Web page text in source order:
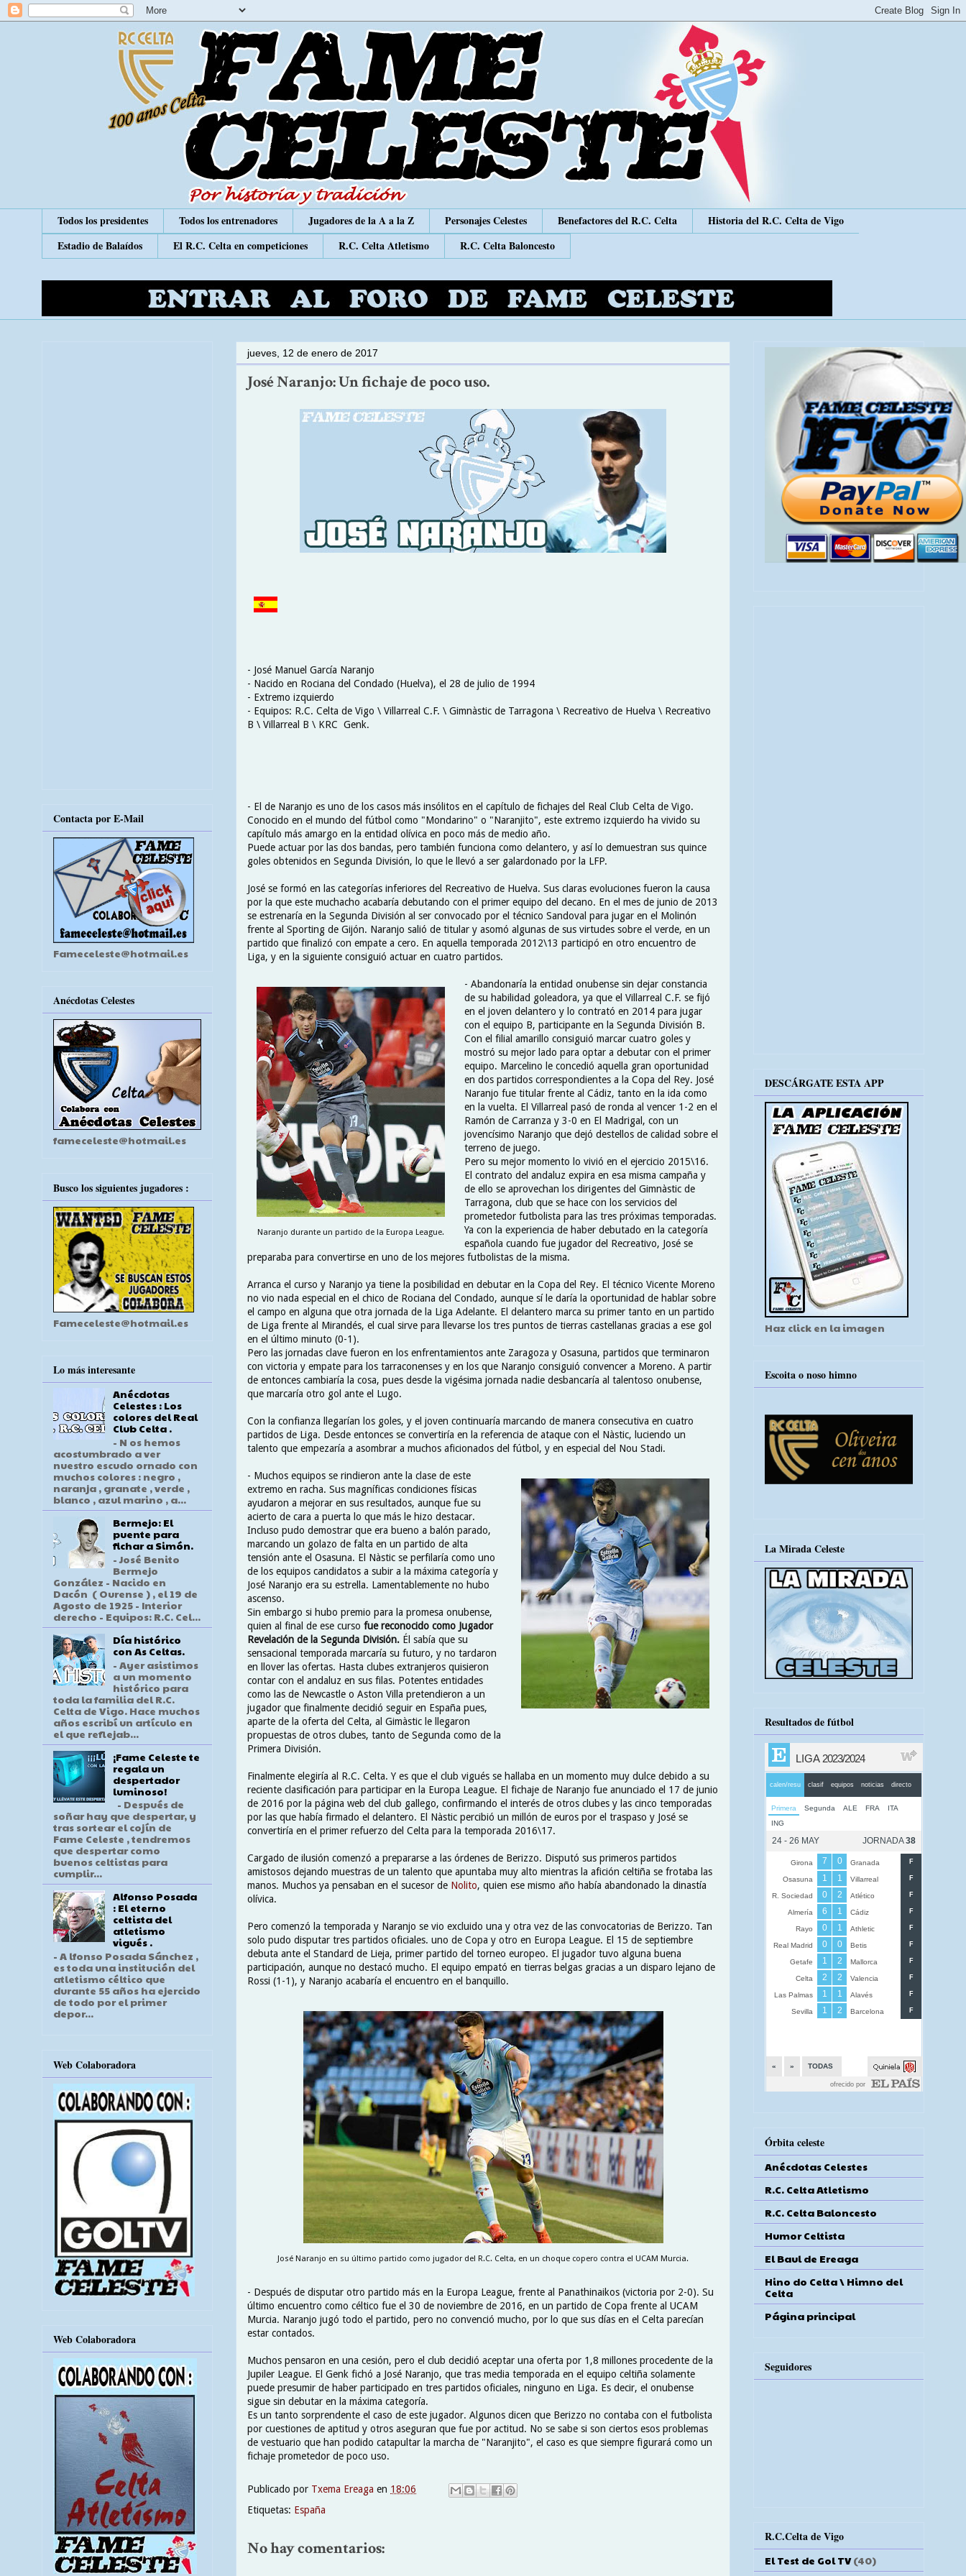
Todos los presidentes Todos los entrenadores Jugadores de la A a la Z Personajes Celestes Benefactores del R.C. Celta
Historia del R.C. Celta de Vigo
Estadio de Balaídos
El R.C. Celta en competiciones R.C. Celta Atletismo R.C. Celta Baloncesto
jueves, 12 de enero de 2017
José Naranjo: Un fichaje de poco uso.
- José Manuel García Naranjo
- Nacido en Rociana del Condado (Huelva), el 28 de julio de 1994
- Extremo izquierdo
- Equipos: R.C. Celta de Vigo \ Villarreal C.F. \ Gimnàstic de Tarragona \ Recreativo de Huelva \ Recreativo
B \ Villarreal B \ KRC Genk.
- El de Naranjo es uno de los casos más insólitos en el capítulo de fichajes del Real Club Celta de Vigo.
Conocido en el mundo del fútbol como "Mondarino" o "Naranjito", este extremo izquierdo ha vivido su
capítulo más amargo en la entidad olívica en poco más de medio año.
Puede actuar por las dos bandas, pero también funciona como delantero, y así lo demuestran sus quince
goles obtenidos en Segunda División, lo que le llevó a ser galardonado por la LFP.
José se formó en las categorías inferiores del Recreativo de Huelva. Sus claras evoluciones fueron la causa
por la que este muchacho acabaría debutando con el primer equipo del decano. En el mes de junio de 2013
se estrenaría en la Segunda División al ser convocado por el técnico Sandoval para jugar en el Molinón
frente al Sporting de Gijón. Naranjo salió de titular y asomó algunas de sus virtudes sobre el verde, en un
partido que finalizó con empate a cero. En aquella temporada 2012\13 participó en otro encuentro de
Liga, y en la siguiente consiguió actuar en cuatro partidos.
Naranjo durante un partido de la Europa League.
- Abandonaría la entidad onubense sin dejar constancia
de su habilidad goleadora, ya que el Villarreal C.F. se fijó
en el joven delantero y lo contrató en 2014 para jugar
con el equipo B, participante en la Segunda División B.
Con el filial amarillo consiguió marcar cuatro goles y
mostró su mejor lado para optar a debutar con el primer
equipo. Marcelino le concedió aquella gran oportunidad
en dos partidos correspondientes a la Copa del Rey. José
Naranjo fue titular frente al Cádiz, tanto en la ida como
en la vuelta. El Villarreal pasó de ronda al vencer 1-2 en el
Ramón de Carranza y 3-0 en El Madrigal, con un
jovencísimo Naranjo que dejó destellos de calidad sobre el
terreno de juego.
Pero su mejor momento lo vivió en el ejercicio 2015\16.
El contrato del andaluz expira en esa misma campaña y
de ello se aprovechan los dirigentes del Gimnàstic de
Tarragona, club que se hace con los servicios del
prometedor futbolista para las tres próximas temporadas.
Ya con la experiencia de haber debutado en la categoría
española cuando fue jugador del Recreativo, José se
preparaba para convertirse en uno de los mejores futbolistas de la misma.
Arranca el curso y Naranjo ya tiene la posibilidad en debutar en la Copa del Rey. El técnico Vicente Moreno
no vio nada especial en el chico de Rociana del Condado, aunque sí le daría la oportunidad de hablar sobre
el campo en alguna que otra jornada de la Liga Adelante. El delantero marca su primer tanto en un partido
de Liga frente al Mirandés, el cual sirve para llevarse los tres puntos de tierras castellanas gracias a ese gol
en el último minuto (0-1).
Pero las jornadas clave fueron en los enfrentamientos ante Zaragoza y Osasuna, partidos que terminaron
con victoria y empate para los tarraconenses y en los que Naranjo consiguió convencer a Moreno. A partir
de entonces cambiaría la cosa, pues desde la vigésima jornada nadie desbancaría al talentoso onubense,
que marcaría otro gol ante el Lugo.
Con la confianza llegarían los goles, y el joven continuaría marcando de manera consecutiva en cuatro
partidos de Liga. Desde entonces se convertiría en la referencia de ataque con el Nàstic, luciendo un
talento que empezaría a asombrar a muchos aficionados del fútbol, y en especial del Nou Stadi.
- Muchos equipos se rindieron ante la clase de este
extremo en racha. Sus magníficas condiciones físicas
ayudaron a mejorar en sus resultados, aunque fue su
acierto de cara a puerta lo que más le hizo destacar.
Incluso pudo demostrar que era bueno a balón parado,
marcando un golazo de falta en un partido de alta
tensión ante el Osasuna. El Nàstic se perfilaría como uno
de los equipos candidatos a subir a la máxima categoría y
José Naranjo era su estrella. Lamentablemente no hubo
ascenso.
Sin embargo si hubo premio para la promesa onubense,
quien al final de ese curso fue reconocido como Jugador
Revelación de la Segunda División. Él sabía que su
sensacional temporada marcaría su futuro, y no tardaron
en llover las ofertas. Hasta clubes extranjeros quisieron
contar con el andaluz en sus filas. Potentes entidades
como las de Newcastle o Aston Villa pretendieron a un
jugador que finalmente decidió seguir en España pues,
aparte de la oferta del Celta, al Gimàstic le llegaron
propuestas de otros clubes, tanto de Segunda como de la
Primera División.
Finalmente elegiría al R.C. Celta. Y es que el club vigués se hallaba en un momento muy dulce debido a su
reciente clasificación para participar en la Europa League. El fichaje de Naranjo fue anunciado el 17 de junio
de 2016 por la página web del club gallego, confirmando el interés de otros clubes y las cinco temporadas
por las que había firmado el delantero. El Nàstic percibió un millón de euros por el traspaso y José se
convertiría en el primer refuerzo del Celta para la temporada 2016\17.
Cargado de ilusión comenzó a prepararse a las órdenes de Berizzo. Disputó sus primeros partidos
amistosos dejando muestras de un talento que apuntaba muy alto mientras la afición celtiña se frotaba las
manos. Muchos ya pensaban en el sucesor de Nolito, quien ese mismo año había abandonado la dinastía
olívica.
Pero comenzó la temporada y Naranjo se vio excluido una y otra vez de las convocatorias de Berizzo. Tan
solo pudo disputar tres partidos oficiales. uno de Copa y otro en Europa League. El 15 de septiembre
debuta ante el Standard de Lieja, primer partido del torneo europeo. El jugador tuvo alguna buena
participación, aunque no destacó mucho. El equipo empató en tierras belgas gracias a un disparo lejano de
Rossi (1-1), y Naranjo acabaría el encuentro en el banquillo.
José Naranjo en su último partido como jugador del R.C. Celta, en un choque copero contra el UCAM Murcia.
- Después de disputar otro partido más en la Europa League, frente al Panathinaikos (victoria por 2-0). Su
último encuentro como céltico fue el 30 de noviembre de 2016, en un partido de Copa frente al UCAM
Murcia. Naranjo jugó todo el partido, pero no convenció mucho, por lo que sus días en el Celta parecían
estar contados.
Muchos pensaron en una cesión, pero el club decidió aceptar una oferta por 1,8 millones procedente de la
Jupiler League. El Genk fichó a José Naranjo, que tras media temporada en el equipo celtiña solamente
puede presumir de haber participado en tres partidos oficiales, ninguno en Liga. Es decir, el onubense
sigue sin debutar en la máxima categoría.
Es un tanto sorprendente el caso de este jugador. Algunos dicen que Berizzo no contaba con el futbolista
por cuestiones de aptitud y otros aseguran que fue por actitud. No se sabe si son ciertos esos problemas
de vestuario que han podido catapultar la marcha de "Naranjito", el caso es que siempre figurará como un
fichaje prometedor de poco uso.
Publicado por Txema Ereaga en 18:06
Etiquetas: España
No hay comentarios:
Contacta por E-Mail
Fameceleste@hotmail.es
Anécdotas Celestes
fameceleste@hotmail.es
Busco los siguientes jugadores :
Fameceleste@hotmail.es
Lo más interesante
Anécdotas
Celestes : Los
colores del Real
Club Celta .
- N os hemos
acostumbrado a ver
nuestro escudo ornado con
muchos colores : negro ,
naranja , granate , verde ,
blanco , azul marino , a...
Bermejo: El
puente para
fichar a Simón.
- José Benito
Bermejo
González - Nacido en
Dacón ( Ourense ) , el 19 de
Agosto de 1925 - Interior
derecho - Equipos: R.C. Cel...
Día histórico
con As Celtas.
- Ayer asistimos
a un momento
histórico para
toda la familia del R.C.
Celta de Vigo. Hace muchos
años escribí un artículo en
el que reflejab...
¡Fame Celeste te
regala un
despertador
luminoso!
- Después de
soñar hay que despertar, y
tras sortear el cojín de
Fame Celeste , tendremos
que despertar como
buenos celtistas para
cumplir...
Alfonso Posada
: El eterno
celtista del
atletismo
vigués .
- A lfonso Posada Sánchez ,
es toda una institución del
atletismo céltico que
durante 55 años ha ejercido
de todo por el primer
depor...
Web Colaboradora
Web Colaboradora
DESCÁRGATE ESTA APP
Haz click en la imagen
Escoita o noso himno
La Mirada Celeste
Resultados de fútbol
Órbita celeste
Anécdotas Celestes
R.C. Celta Atletismo
R.C. Celta Baloncesto
Humor Celtista
El Baul de Ereaga
Hino do Celta \ Himno del
Celta
Página principal
Seguidores
R.C.Celta de Vigo
El Test de Gol TV (40)